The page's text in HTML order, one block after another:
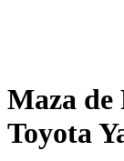
Maza de
Toyota